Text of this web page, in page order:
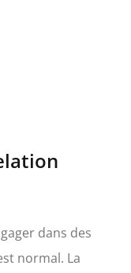
dans des
normal. La